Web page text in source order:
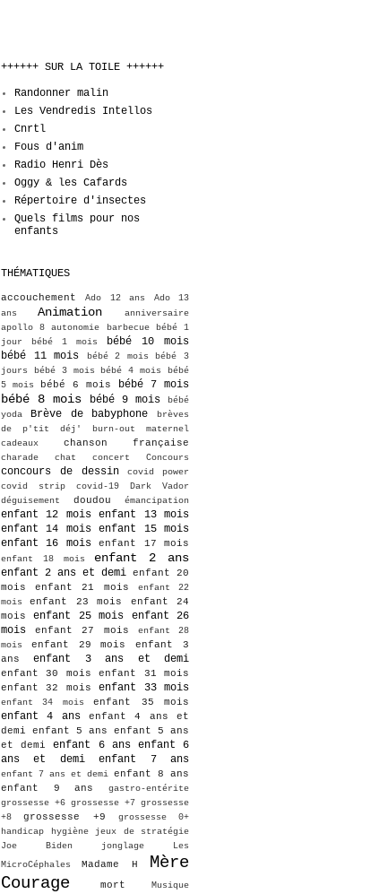
++++++ SUR LA TOILE ++++++
Randonner malin
Les Vendredis Intellos
Cnrtl
Fous d'anim
Radio Henri Dès
Oggy & les Cafards
Répertoire d'insectes
Quels films pour nos
enfants
THÉMATIQUES
accouchement Ado 12 ans
Ado 13
ans
Animation
anniversaire
apollo 8
autonomie barbecue
bébé 1
jour
bébé 1 mois
bébé 10 mois
bébé 11 mois
bébé 2 mois
bébé 3
jours
bébé 3 mois bébé 4 mois
bébé
5 mois
bébé 6 mois bébé 7 mois
bébé 8 mois bébé 9 mois
bébé
yoda
Brève de babyphone
brèves
de p'tit déj'
burn-out maternel
cadeaux
chanson française
charade chat concert Concours
concours de dessin
covid power
covid strip
covid-19
Dark Vador
déguisement
doudou émancipation
enfant 12 mois
enfant 13 mois
enfant 14 mois
enfant 15 mois
enfant 16 mois
enfant 17 mois
enfant 18 mois enfant 2 ans
enfant 2 ans et demi enfant 20
mois
enfant 21 mois
enfant 22
mois
enfant 23 mois
enfant 24
mois
enfant 25 mois
enfant 26
mois
enfant 27 mois
enfant 28
mois
enfant 29 mois
enfant 3
ans
enfant 3 ans et demi
enfant 30 mois
enfant 31 mois
enfant 32 mois
enfant 33 mois
enfant 34 mois enfant 35 mois
enfant 4 ans
enfant 4 ans et
demi
enfant 5 ans
enfant 5 ans
et demi
enfant 6 ans enfant 6
ans et demi
enfant 7 ans
enfant 7 ans et demi enfant 8 ans
enfant 9 ans
gastro-entérite
grossesse +6 grossesse +7 grossesse
+8
grossesse +9
grossesse 0+
handicap
hygiène
jeux de stratégie
Joe Biden
jonglage
Les
MicroCéphales
Madame H
Mère
Courage
mort Musique